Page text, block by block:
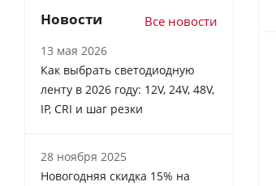
Новости Все новости
13 мая 2026
Как выбрать светодиодную
ленту в 2026 году: 12V, 24V, 48V,
IP, CRI и шаг резки
28 ноября 2025
Новогодняя скидка 15% на